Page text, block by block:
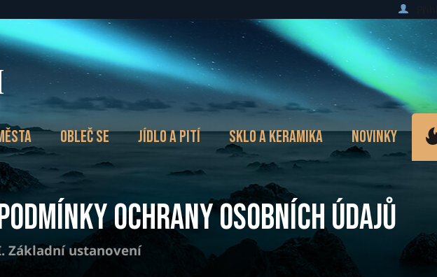
Obleč se Jídlo a pití Sklo a keramika Novinky
ochrany osobních údajů
Základní ustanovení